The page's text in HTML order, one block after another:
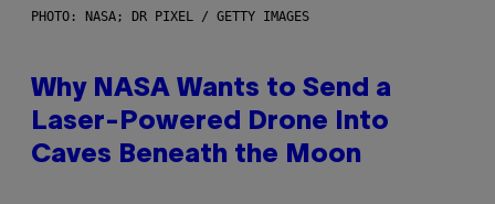
PHOTO: NASA; DR PIXEL / GETTY IMAGES
Why NASA Wants to Send a
Laser-Powered Drone Into
Caves Beneath the Moon